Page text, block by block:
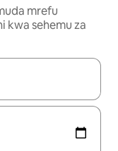
mrefu
kwa sehemu za
kutumia vitufe vya